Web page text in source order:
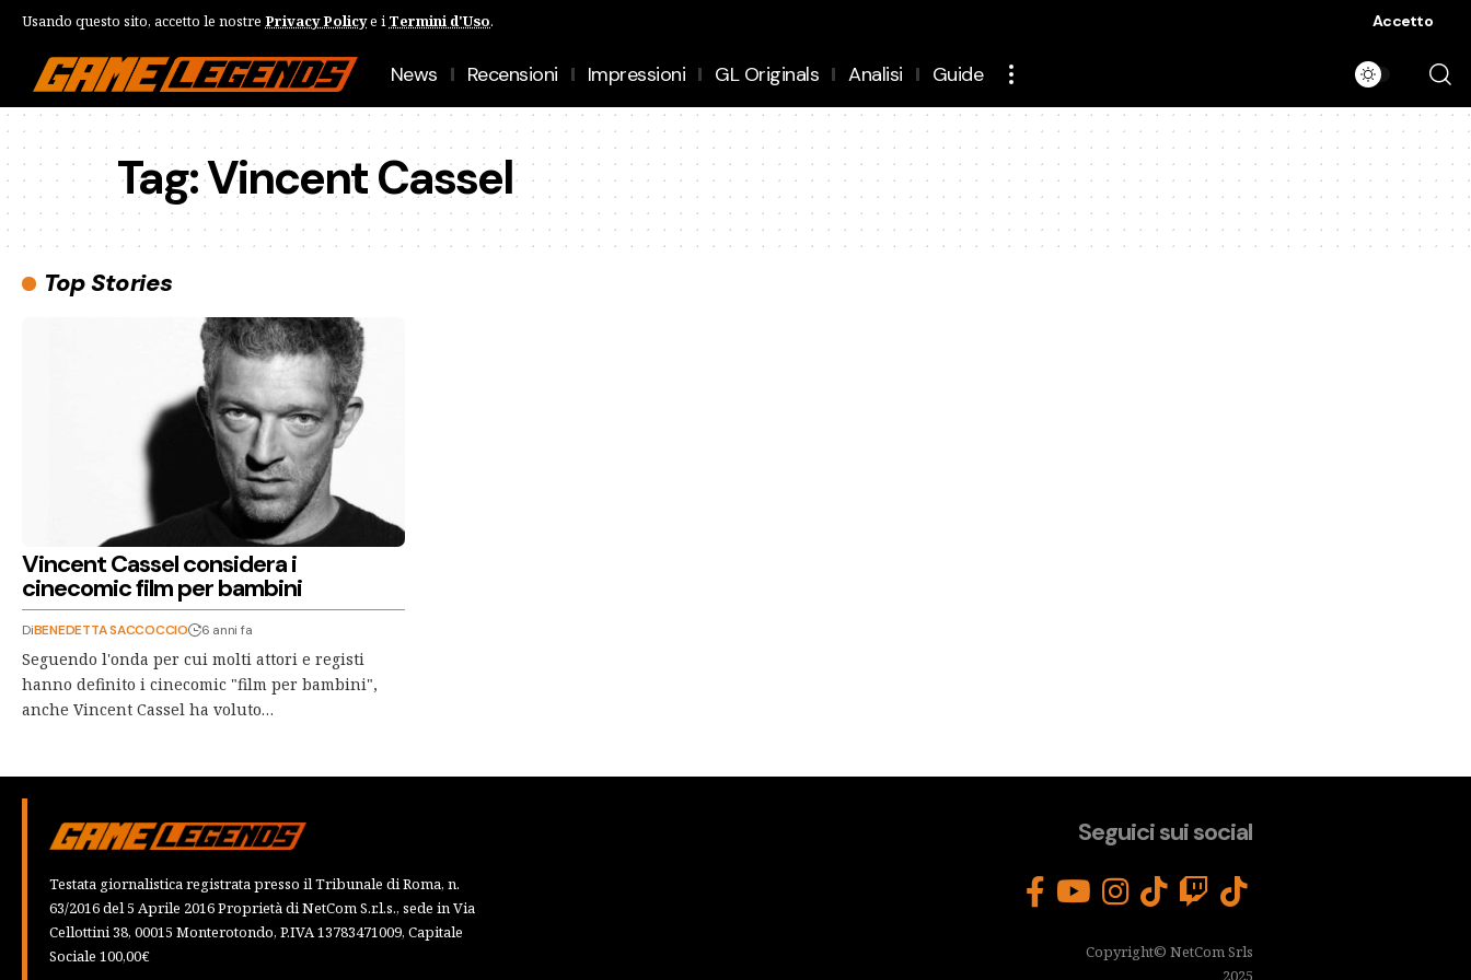
Usando questo sito, accetto le nostre Privacy Policye i Termini d'Uso. Accetto
News Recensioni Impressioni GL Originals Analisi Guide
Tag:Vincent Cassel
Top Stories
Vincent Cassel considera i
cinecomic film per bambini
DiBENEDETTA SACCOCCIO 6 anni fa
Seguendo l'onda per cui molti attori e registi
hanno definito i cinecomic "film per bambini",
anche Vincent Cassel ha voluto…
Testata giornalistica registrata presso il Tribunale di Roma, n.
63/2016 del 5 Aprile 2016 Proprietà di NetCom S.r.l.s., sede in Via
Cellottini 38, 00015 Monterotondo, P.IVA 13783471009, Capitale
Sociale 100,00€
Seguici sui social
Copyright© NetCom Srls
2025